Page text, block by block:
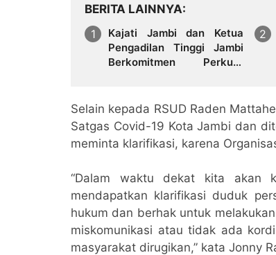
BERITA LAINNYA
Kajati Jambi dan Ketua
Pengadilan Tinggi Jambi
Berkomitmen Perkuat
Selain kepada RSUD Raden
Satgas Covid-19 Kota Jambi dan
meminta klarifikasi, karena
“Dalam waktu dekat kita akan
mendapatkan klarifikasi duduk
hukum dan berhak untuk
miskomunikasi atau tidak ada
masyarakat dirugikan,” kata Jonny